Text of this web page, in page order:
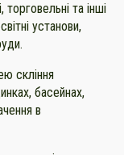
та інші
установи,
скління
басейнах,
в